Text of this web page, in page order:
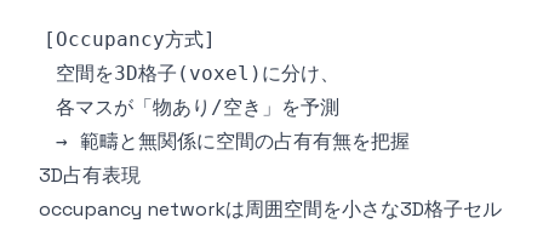
3D占有表現
occupancy networkは周囲空間を小さな3D格子セル